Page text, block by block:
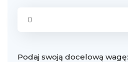
Podaj swoją docelową wagę: